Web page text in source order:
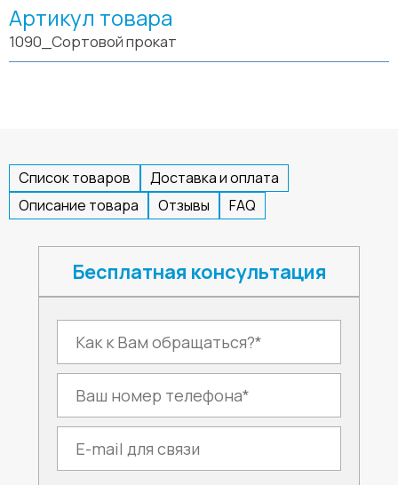
Артикул товара
1090_Сортовой прокат
Список товаров
Доставка и оплата
Описание товара
Отзывы FAQ
Бесплатная консультация